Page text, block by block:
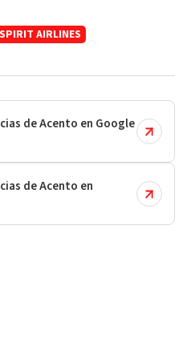
SPIRIT AIRLINES
de Acento en Google
de Acento en